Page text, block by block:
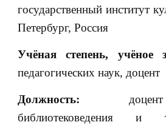
государственный институт
Петербург, Россия
Учёная степень, учёное
педагогических наук, доцент
Должность: доцент
библиотековедения и